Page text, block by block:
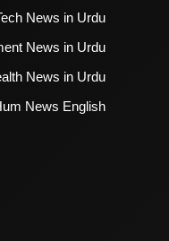
News in Urdu
News in Urdu
News in Urdu
News English